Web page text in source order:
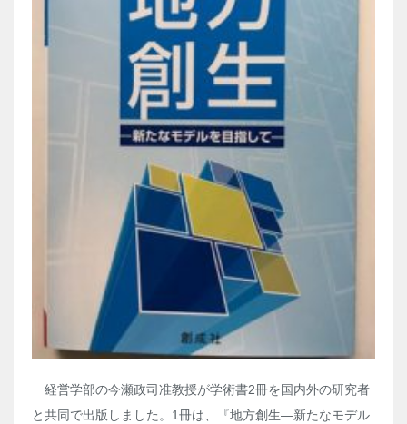
経営学部の今瀬政司准教授が学術書2冊を国内外の研究者
と共同で出版しました。1冊は、『地方創生―新たなモデル